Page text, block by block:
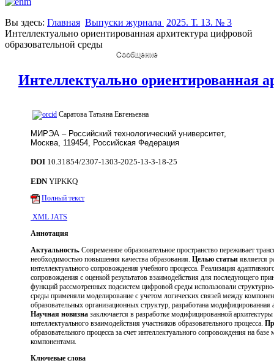
Вы здесь: Главная Выпуски журнала 2025. Т. 13. № 3
Интеллектуально ориентированная архитектура цифровой
образовательной среды
Сообщение
Интеллектуально ориентированная
Саратова Татьяна Евгеньевна
МИРЭА ‒ Российский технологический университет,
Москва, 119454, Российская Федерация
DOI 10.31854/2307-1303-2025-13-3-18-25
EDNYIPKKQ
Полный текст
XML JATS
Аннотация
Актуальность. Современное образовательное пространство переживает
необходимостью повышения качества образования. Целью статьи является
интеллектуального сопровождения учебного процесса. Реализация
сопровождения с оценкой результатов взаимодействия для последующего
функций рассмотренных подсистем цифровой среды использовали
среды применяли моделирование с учетом логических связей между
образовательных организационных структур, разработана
Научная новизна заключается в разработке модифицированной
интеллектуального взаимодействия участников образовательного процесса.
образовательного процесса за счет интеллектуального сопровождения на
компонентами.
Ключевые слова